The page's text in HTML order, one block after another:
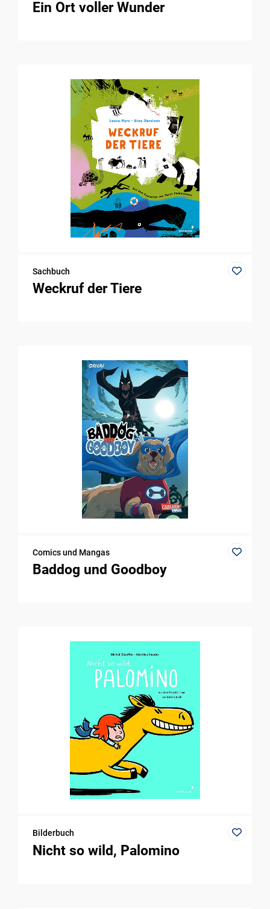
Ein Ort voller Wunder
Sachbuch
Weckruf der Tiere
Comics und Mangas
Baddog und Goodboy
Bilderbuch
Nicht so wild, Palomino